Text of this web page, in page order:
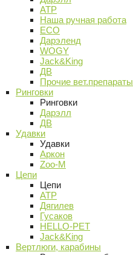
АТР
Наша ручная работа
ECO
Дарэленд
WOGY
Jack&King
ДВ
Прочие вет.препараты
Ринговки
Ринговки
Дарэлл
ДВ
Удавки
Удавки
Аркон
Zoo-M
Цепи
Цепи
АТР
Дягилев
Гусаков
HELLO-PET
Jack&King
Вертлюги, карабины